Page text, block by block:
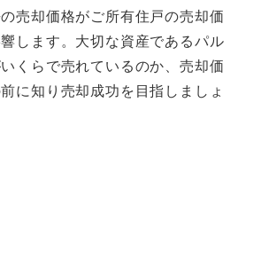
売却価格がご所有住戸の売却価
します。大切な資産であるパル
くらで売れているのか、売却価
に知り売却成功を目指しましょ